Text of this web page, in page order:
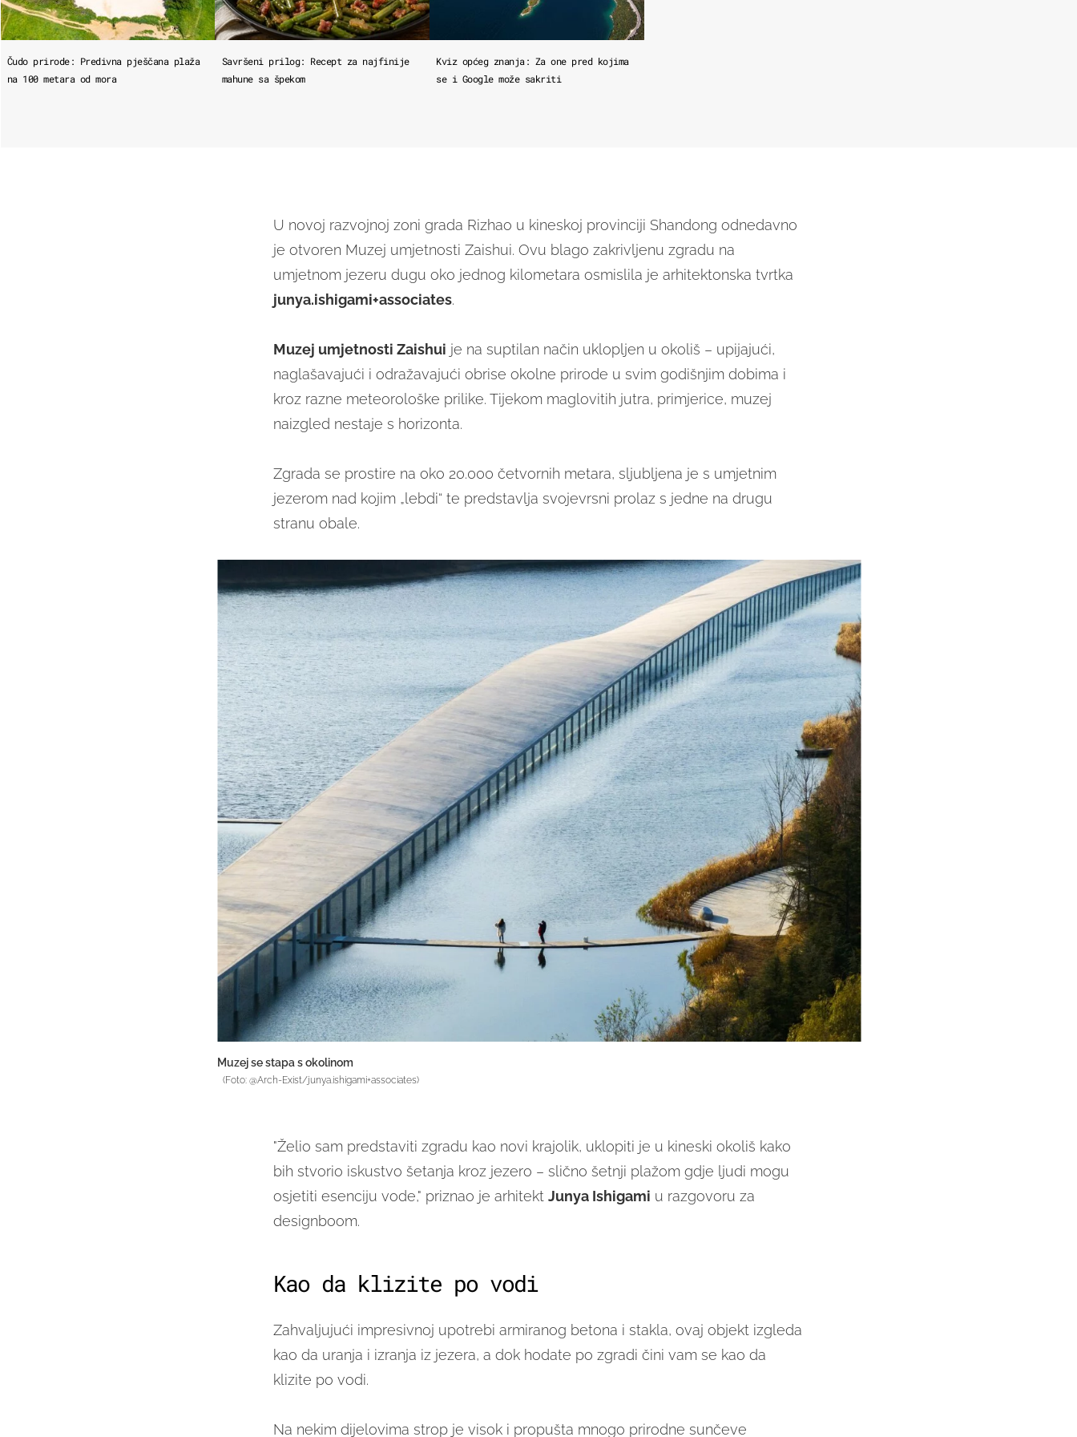
Čudo prirode: Predivna pješčana plaža
na 100 metara od mora
Savršeni prilog: Recept za najfinije
mahune sa špekom
Kviz općeg znanja: Za one pred kojima
se i Google može sakriti
U novoj razvojnoj zoni grada Rizhao u kineskoj provinciji Shandong odnedavno
je otvoren Muzej umjetnosti Zaishui. Ovu blago zakrivljenu zgradu na
umjetnom jezeru dugu oko jednog kilometara osmislila je arhitektonska tvrtka
junya.ishigami+associates.
Muzej umjetnosti Zaishui je na suptilan način uklopljen u okoliš – upijajući,
naglašavajući i odražavajući obrise okolne prirode u svim godišnjim dobima i
kroz razne meteorološke prilike. Tijekom maglovitih jutra, primjerice, muzej
naizgled nestaje s horizonta.
Zgrada se prostire na oko 20.000 četvornih metara, sljubljena je s umjetnim
jezerom nad kojim „lebdi“ te predstavlja svojevrsni prolaz s jedne na drugu
stranu obale.
Muzej se stapa s okolinom
(Foto: @Arch-Exist/junya.ishigami+associates)
"Želio sam predstaviti zgradu kao novi krajolik, uklopiti je u kineski okoliš kako
bih stvorio iskustvo šetanja kroz jezero – slično šetnji plažom gdje ljudi mogu
osjetiti esenciju vode," priznao je arhitekt Junya Ishigami u razgovoru za
designboom.
Kao da klizite po vodi
Zahvaljujući impresivnoj upotrebi armiranog betona i stakla, ovaj objekt izgleda
kao da uranja i izranja iz jezera, a dok hodate po zgradi čini vam se kao da
klizite po vodi.
Na nekim dijelovima strop je visok i propušta mnogo prirodne sunčeve